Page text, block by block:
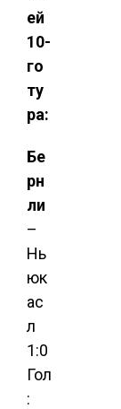
ей
10-
го
ту
ра:
Бе
рн
ли
–
Нь
юк
ас
л
1:0
Гол
: